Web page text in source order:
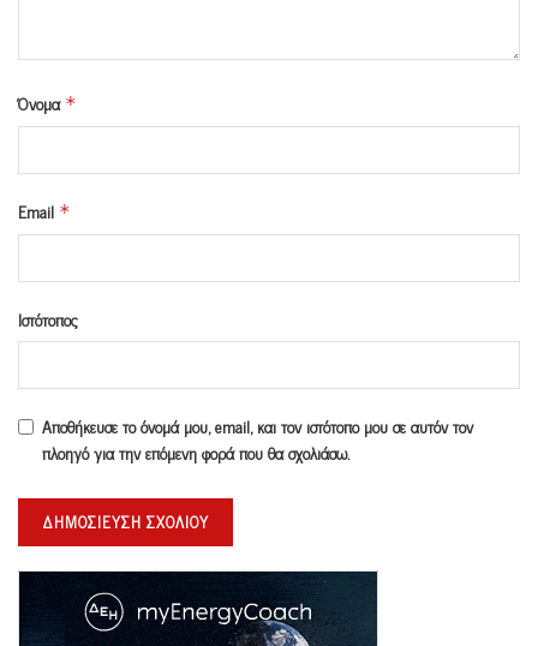
Όνομα *
Email *
Ιστότοπος
Αποθήκευσε το όνομά μου, email, και τον ιστότοπο μου σε αυτόν τον
πλοηγό για την επόμενη φορά που θα σχολιάσω.